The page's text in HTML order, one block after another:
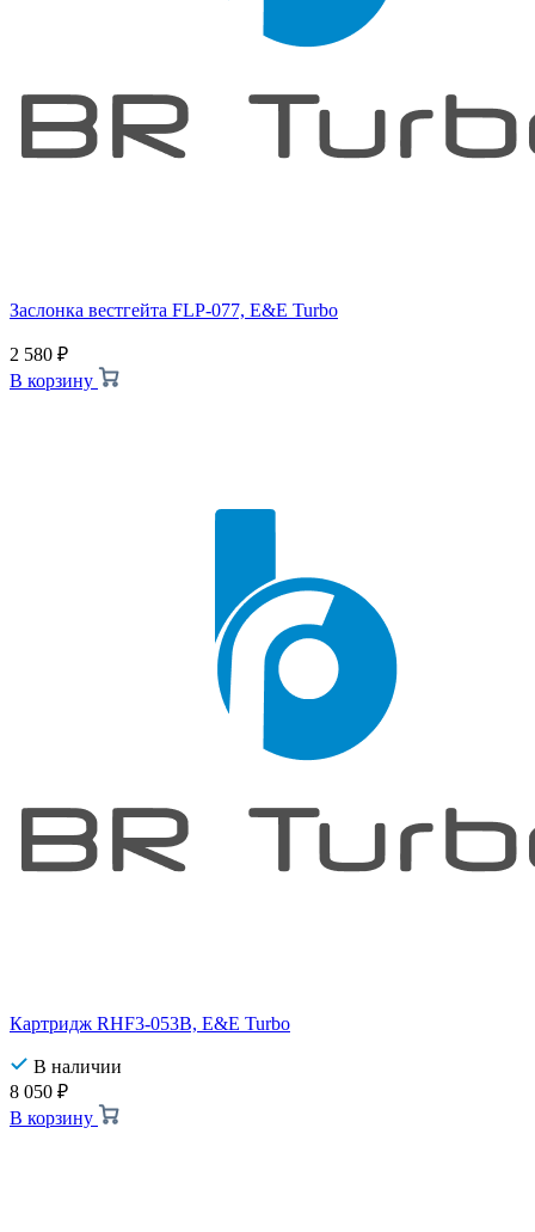
Заслонка вестгейта FLP-077, E&E Turbo
2 580 ₽
В корзину
Картридж RHF3-053B, E&E Turbo
В наличии
8 050 ₽
В корзину